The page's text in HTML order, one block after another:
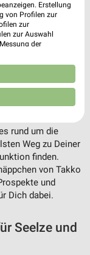
für
rund um die
Weg zu Deiner
finden.
von Takko
und
Dich dabei.
Seelze und
Erstellung
von Profilen zur
zur
zur Auswahl
der
Entwicklung und
zur Auswahl
und in die
von